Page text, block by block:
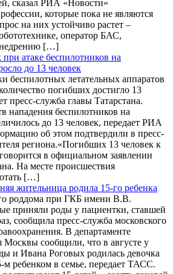
сказал РИА «Новости»
которые пока не являются
на них устойчиво растет –
оператор БАС,
[…]
атаке беспилотников на
до 13 человек
беспилотных летательных аппаратов
погибших достигло 13
пресс-служба главы Татарстана.
нападения беспилотников на
до 13 человек, передает РИА
об этом подтвердили в пресс-
региона.«Погибших 13 человек к
в официальном заявлении
На месте происшествия
[…]
жительница родила 15-го ребенка
роддома при ГКБ имени В.В.
приняли роды у пациентки, ставшей
сообщила пресс-служба московского
В департаменте
Москвы сообщили, что в августе у
и Ивана Роговых родилась девочка
м ребенком в семье, передает ТАСС.